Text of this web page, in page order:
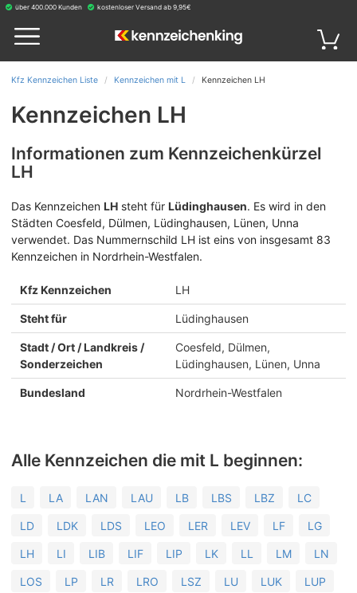
über 400.000 Kunden kostenloser Versand ab 9,95€
Kfz Kennzeichen Liste Kennzeichen mit L Kennzeichen LH
Kennzeichen LH
Informationen zum Kennzeichenkürzel
LH
Das Kennzeichen LH steht für Lüdinghausen. Es wird in den
Städten Coesfeld, Dülmen, Lüdinghausen, Lünen, Unna
verwendet. Das Nummernschild LH ist eins von insgesamt 83
Kennzeichen in Nordrhein-Westfalen.
Kfz Kennzeichen LH
Steht für Lüdinghausen
Stadt / Ort / Landkreis /
Sonderzeichen
Coesfeld, Dülmen,
Lüdinghausen, Lünen, Unna
Bundesland Nordrhein-Westfalen
Alle Kennzeichen die mit L beginnen:
L LA LAN LAU LB LBS LBZ LC
LD LDK LDS LEO LER LEV LF LG
LH LI LIB LIF LIP LK LL LM LN
LOS LP LR LRO LSZ LU LUK LUP